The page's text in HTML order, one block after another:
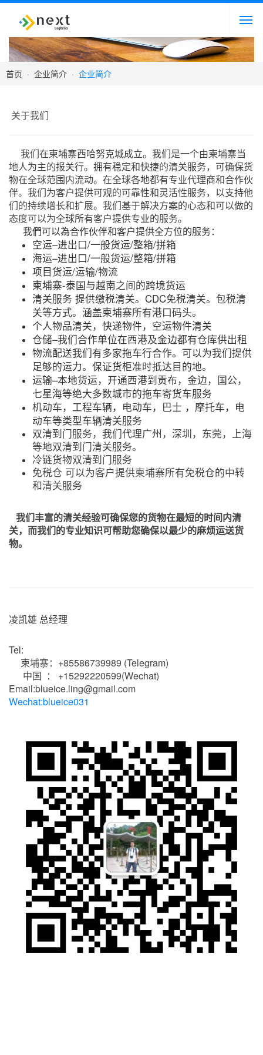
首页 · 企业简介 · 企业简介
关于我们
我们在柬埔寨西哈努克城成立。我们是一个由柬埔寨当
地人为主的报关行。拥有稳定和快捷的清关服务，可确保货
物在全球范围内流动。在全球各地都有专业代理商和合作伙
伴。我们为客户提供可观的可靠性和灵活性服务，以支持他
们的持续增长和扩展。我们基于解决方案的心态和可以做的
态度可以为全球所有客户提供专业的服务。
我們可以為合作伙伴和客户提供全方位的服务：
空运–进出口/一般货运/整箱/拼箱
海运–进出口/一般货运/整箱/拼箱
项目货运/运输/物流
柬埔寨-泰国与越南之间的跨境货运
清关服务 提供缴税清关。CDC免税清关。包税清
关等方式。涵盖柬埔寨所有港口码头。
个人物品清关，快递物件，空运物件清关
仓储–我们合作单位在西港及金边都有仓库供出租
物流配送我们有多家拖车行合作。可以为我们提供
足够的运力。保证货柜准时抵达目的地。
运输–本地货运，开通西港到贡布，金边，国公，
七星海等绝大多数城市的拖车寄货车服务
机动车，工程车辆，电动车，巴士 ，摩托车，电
动车等类型车辆清关服务
双清到门服务，我们代理广州，深圳，东莞，上海
等地双清到门清关服务。
冷链货物双清到门服务
免税仓 可以为客户提供柬埔寨所有免税仓的中转
和清关服务
我们丰富的清关经验可确保您的货物在最短的时间内清
关，而我们的专业知识可帮助您确保以最少的麻烦运送货
物。
凌凯雄 总经理
Tel:
柬埔寨：+85586739989 (Telegram)
中国 ： +15292220599(Wechat)
Email:blueice.ling@gmail.com
Wechat:blueice031